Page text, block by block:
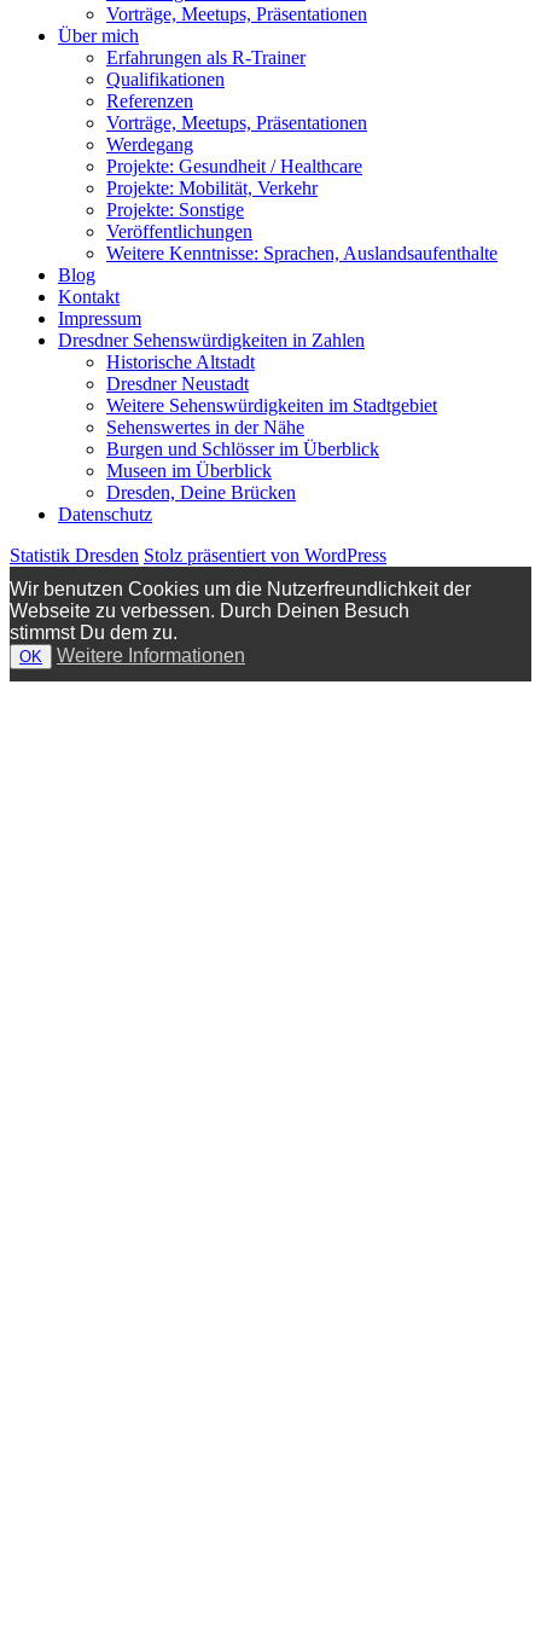
Vorträge, Meetups, Präsentationen
Über mich
Erfahrungen als R-Trainer
Qualifikationen
Referenzen
Vorträge, Meetups, Präsentationen
Werdegang
Projekte: Gesundheit / Healthcare
Projekte: Mobilität, Verkehr
Projekte: Sonstige
Veröffentlichungen
Weitere Kenntnisse: Sprachen, Auslandsaufenthalte
Blog
Kontakt
Impressum
Dresdner Sehenswürdigkeiten in Zahlen
Historische Altstadt
Dresdner Neustadt
Weitere Sehenswürdigkeiten im Stadtgebiet
Sehenswertes in der Nähe
Burgen und Schlösser im Überblick
Museen im Überblick
Dresden, Deine Brücken
Datenschutz
Statistik Dresden Stolz präsentiert von WordPress
Wir benutzen Cookies um die Nutzerfreundlichkeit der
Webseite zu verbessen. Durch Deinen Besuch
stimmst Du dem zu.
OK Weitere Informationen